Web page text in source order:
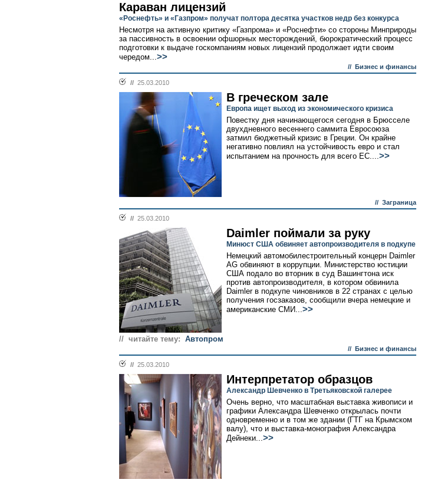
Караван лицензий
«Роснефть» и «Газпром» получат полтора десятка участков недр без конкурса
Несмотря на активную критику «Газпрома» и «Роснефти» со стороны Минприроды
за пассивность в освоении офшорных месторождений, бюрократический процесс
подготовки к выдаче госкомпаниям новых лицензий продолжает идти своим
чередом...>>
// Бизнес и финансы
// 25.03.2010
В греческом зале
Европа ищет выход из экономического кризиса
Повестку дня начинающегося сегодня в Брюсселе
двухдневного весеннего саммита Евросоюза
затмил бюджетный кризис в Греции. Он крайне
негативно повлиял на устойчивость евро и стал
испытанием на прочность для всего ЕС....>>
// Заграница
// 25.03.2010
Daimler поймали за руку
Минюст США обвиняет автопроизводителя в подкупе
Немецкий автомобилестроительный концерн Daimler
AG обвиняют в коррупции. Министерство юстиции
США подало во вторник в суд Вашингтона иск
против автопроизводителя, в котором обвинила
Daimler в подкупе чиновников в 22 странах с целью
получения госзаказов, сообщили вчера немецкие и
американские СМИ...>>
// читайте тему: Автопром
// Бизнес и финансы
// 25.03.2010
Интерпретатор образцов
Александр Шевченко в Третьяковской галерее
Очень верно, что масштабная выставка живописи и
графики Александра Шевченко открылась почти
одновременно и в том же здании (ГТГ на Крымском
валу), что и выставка-монография Александра
Дейнеки...>>